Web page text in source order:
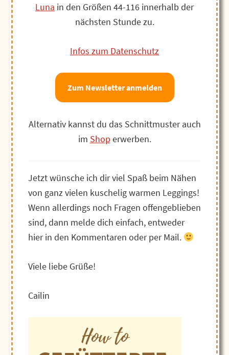
Luna in den Größen 44-116 innerhalb der
nächsten Stunde zu.
Infos zum Datenschutz
Zum Newsletter anmelden
Alternativ kannst du das Schnittmuster auch
im Shop erwerben.
Jetzt wünsche ich dir viel Spaß beim Nähen
von ganz vielen kuschelig warmen Leggings!
Wenn allerdings noch Fragen offengeblieben
sind, dann melde dich einfach, entweder
hier in den Kommentaren oder per Mail.
Viele liebe Grüße!
Cailin